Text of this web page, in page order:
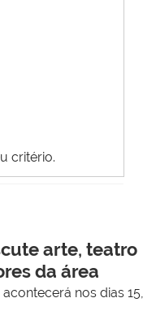
critério.
arte, teatro
da área
nos dias 15,